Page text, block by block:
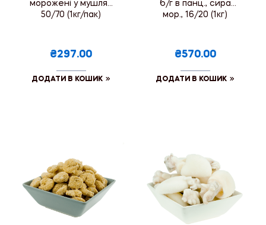
морожені у мушлях
50/70 (1кг/пак)
₴297.00
ДОДАТИ В КОШИК
б/г в панц., сира
мор., 16/20 (1кг)
₴570.00
ДОДАТИ В КОШИК